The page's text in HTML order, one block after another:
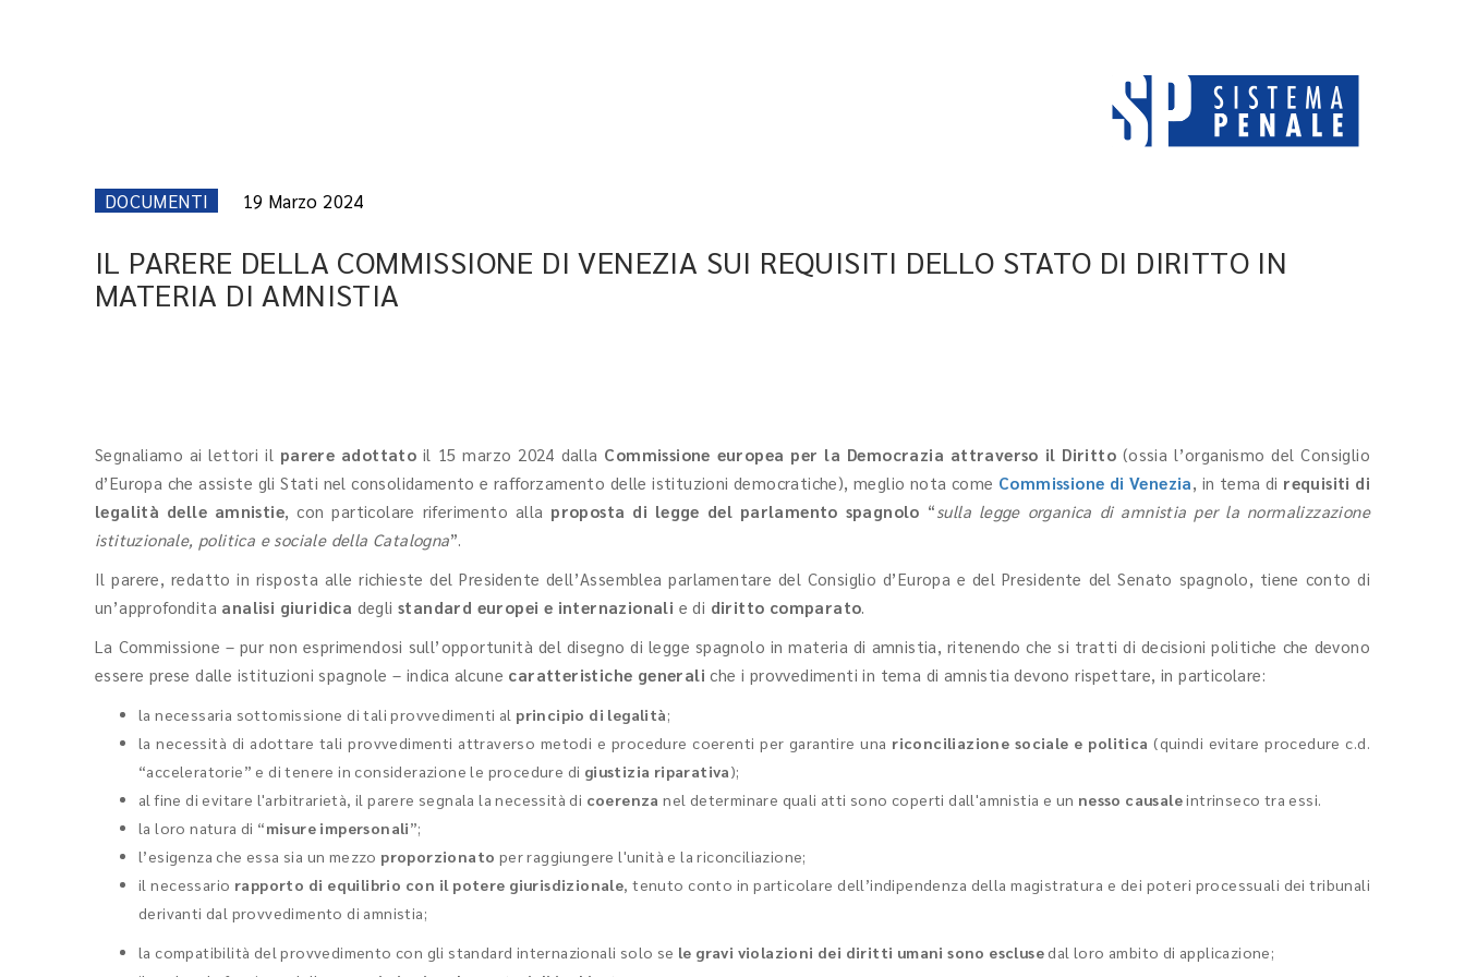
DOCUMENTI 19 Marzo 2024
IL PARERE DELLA COMMISSIONE DI VENEZIA SUI REQUISITI DELLO STATO DI DIRITTO IN
MATERIA DI AMNISTIA
Segnaliamo ai lettori il parere adottatoil 15 marzo 2024 dalla Commissione europea per la Democrazia attraverso il Diritto (ossia l’organismo del Consiglio
d’Europa che assiste gli Stati nel consolidamento e rafforzamento delle istituzioni democratiche), meglio nota come Commissione di Venezia , in tema di requisiti di
legalità delle amnistie , con particolare riferimento alla proposta di legge del parlamento spagnolo “ sulla legge organica di amnistia per la normalizzazione
istituzionale, politica e sociale della Catalogna”.
Il parere, redatto in risposta alle richieste del Presidente dell’Assemblea parlamentare del Consiglio d’Europa e del Presidente del Senato spagnolo, tiene conto di
un’approfondita analisi giuridica deglistandard europei e internazionali e di diritto comparato
La Commissione – pur non esprimendosi sull’opportunità del disegno di legge spagnolo in materia di amnistia, ritenendo che si tratti di decisioni politiche che devono
essere prese dalle istituzioni spagnole – indica alcune caratteristiche generali che i provvedimenti in tema di amnistia devono rispettare, in particolare:
la necessaria sottomissione di tali provvedimenti al principio di legalità;
la necessità di adottare tali provvedimenti attraverso metodi e procedure coerenti per garantire una riconciliazione sociale e politica (quindi evitare procedure c.d.
“acceleratorie” e di tenere in considerazione le procedure di giustizia riparativa);
al fine di evitare l'arbitrarietà, il parere segnala la necessità di coerenza nel determinare quali atti sono coperti dall'amnistia e un nesso causaleintrinseco tra essi.
la loro natura di “misure impersonali”;
l’esigenza che essa sia un mezzo proporzionato per raggiungere l'unità e la riconciliazione;
il necessario rapporto di equilibrio con il potere giurisdizionale , tenuto conto in particolare dell’indipendenza della magistratura e dei poteri processuali dei tribunali
derivanti dal provvedimento di amnistia;
la compatibilità del provvedimento con gli standard internazionali solo se le gravi violazioni dei diritti umani sono esclusedal loro ambito di applicazione;